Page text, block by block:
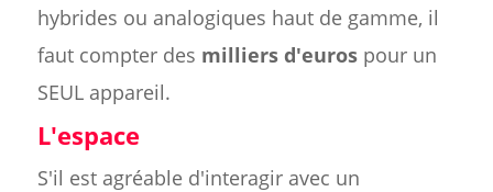
hybrides ou analogiques haut de gamme, il
faut compter des milliers d'eurospour un
SEUL appareil.
L'espace
S'il est agréable d'interagir avec un